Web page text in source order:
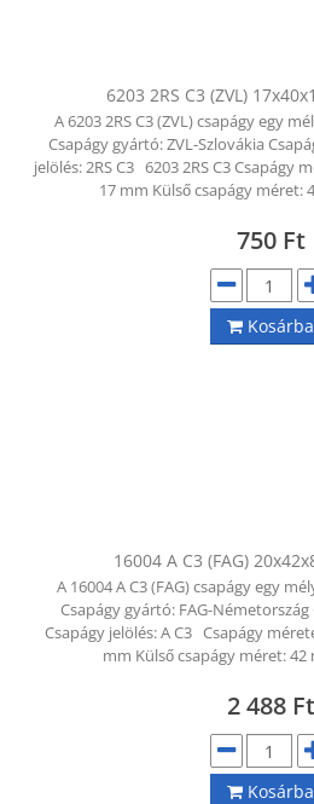
6203 2RS C3 (ZVL)
A 6203 2RS C3 (ZVL) csapágy egy
Csapágy gyártó: ZVL-Szlovákia
jelölés: 2RS C3 6203 2RS C3 Csapágy
17 mm Külső csapágy méret:
750 Ft
Kosárba
16004 A C3 (FAG)
A 16004 A C3 (FAG) csapágy egy
Csapágy gyártó: FAG-
Csapágy jelölés: A C3 Csapágy
mm Külső csapágy méret: 42
2 488 Ft
Kosárba